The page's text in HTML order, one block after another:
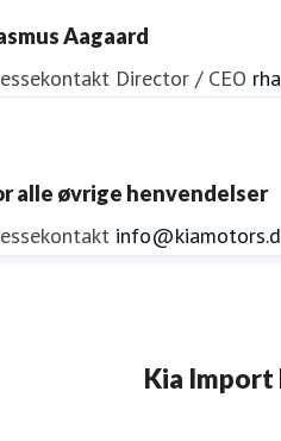
Aagaard
Director / CEO
alle øvrige henvendelser
Kia Import